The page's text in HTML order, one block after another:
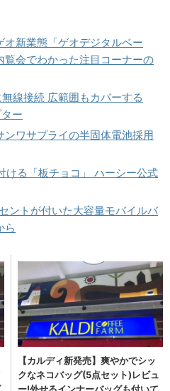
新業態「ゲオデジタルベー
覧会でわかった注目コーナーの
線接続 広範囲もカバーする
ー
ワサプライの半固体電池採用
ける「板チョコ」 ハーシー公式
ントが付いた大容量モバイルバ
ら